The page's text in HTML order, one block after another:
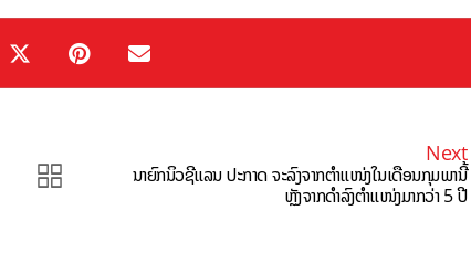
Next
ນາຍົກນິວຊີແລນ ປະກາດ ຈະລົງຈາກຕຳແໜ່ງໃນເດືອນກຸມພານີ້
ຫຼັງຈາກດຳລົງຕຳແໜ່ງມາກວ່າ 5 ປີ